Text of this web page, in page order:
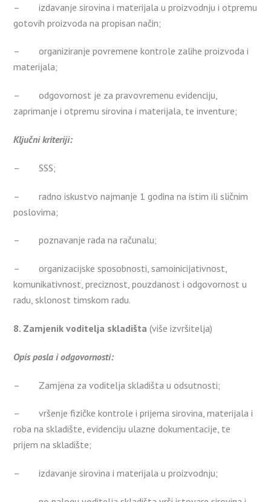
– izdavanje sirovina i materijala u proizvodnju i otpremu
gotovih proizvoda na propisan način;
– organiziranje povremene kontrole zalihe proizvoda i
materijala;
– odgovornost je za pravovremenu evidenciju,
zaprimanje i otpremu sirovina i materijala, te inventure;
Ključni kriteriji:
– SSS;
– radno iskustvo najmanje 1 godina na istim ili sličnim
poslovima;
– poznavanje rada na računalu;
– organizacijske sposobnosti, samoinicijativnost,
komunikativnost, preciznost, pouzdanost i odgovornost u
radu, sklonost timskom radu.
8. Zamjenik voditelja skladišta(više izvršitelja)
Opis posla i odgovornosti:
– Zamjena za voditelja skladišta u odsutnosti;
– vršenje fizičke kontrole i prijema sirovina, materijala i
roba na skladište, evidenciju ulazne dokumentacije, te
prijem na skladište;
– izdavanje sirovina i materijala u proizvodnju;